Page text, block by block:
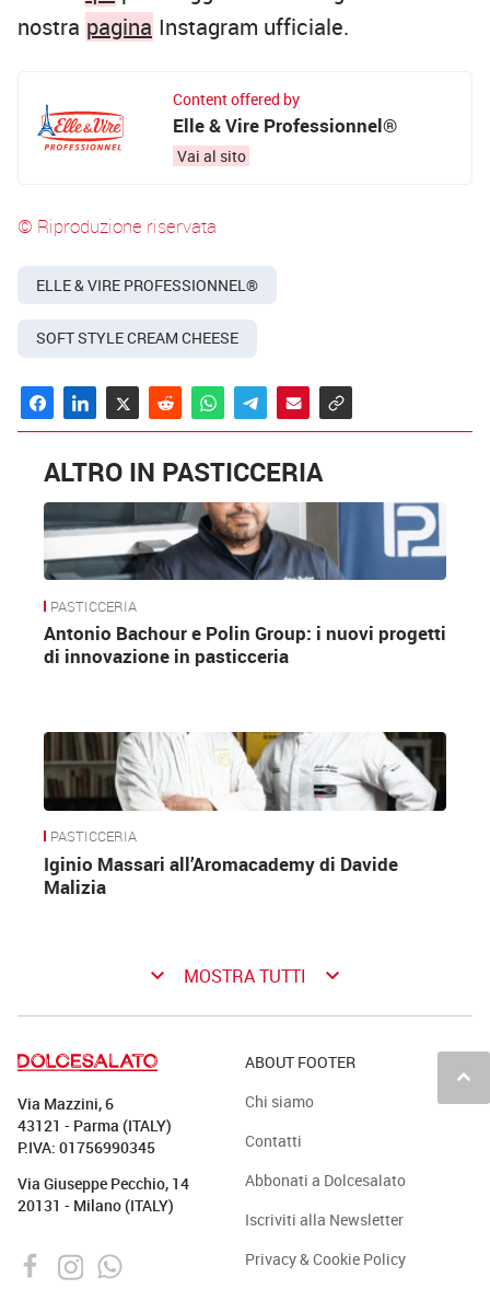
nostra pagina Instagram ufficiale.
Content offered by
Elle & Vire Professionnel®
Vai al sito
© Riproduzione riservata
ELLE & VIRE PROFESSIONNEL®
SOFT STYLE CREAM CHEESE
ALTRO IN PASTICCERIA
PASTICCERIA
Antonio Bachour e Polin Group: i nuovi progetti
di innovazione in pasticceria
PASTICCERIA
Iginio Massari all’Aromacademy di Davide
Malizia
keyboard_arrow_down MOSTRA TUTTI keyboard_arrow_down
keyboard_arrow_up
Via Mazzini, 6
43121 - Parma (ITALY)
P.IVA: 01756990345
Via Giuseppe Pecchio, 14
20131 - Milano (ITALY)
ABOUT FOOTER
Chi siamo
Contatti
Abbonati a Dolcesalato
Iscriviti alla Newsletter
Privacy & Cookie Policy